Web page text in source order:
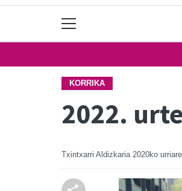
KORRIKA
2022.
Txintxarri Aldizkaria 2020ko